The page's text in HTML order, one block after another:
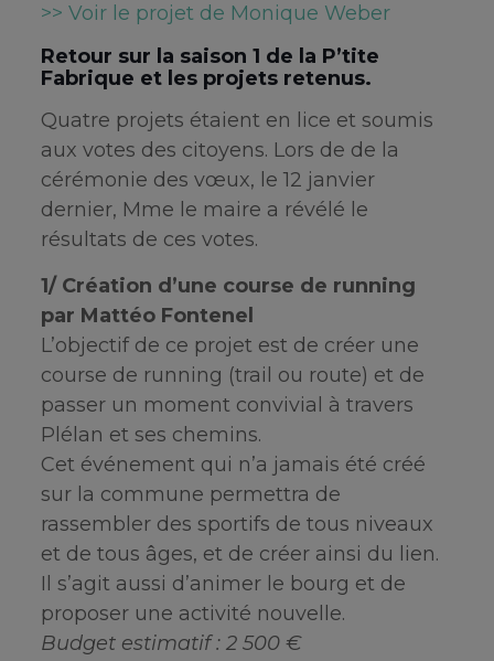
>> Voir le projet de Monique Weber
Retour sur la saison 1 de la P’tite
Fabrique et les projets retenus.
Quatre projets étaient en lice et soumis
aux votes des citoyens. Lors de de la
cérémonie des vœux, le 12 janvier
dernier, Mme le maire a révélé le
résultats de ces votes.
1/ Création d’une course de running
par Mattéo Fontenel
L’objectif de ce projet est de créer une
course de running (trail ou route) et de
passer un moment convivial à travers
Plélan et ses chemins.
Cet événement qui n’a jamais été créé
sur la commune permettra de
rassembler des sportifs de tous niveaux
et de tous âges, et de créer ainsi du lien.
Il s’agit aussi d’animer le bourg et de
proposer une activité nouvelle.
Budget estimatif : 2 500 €